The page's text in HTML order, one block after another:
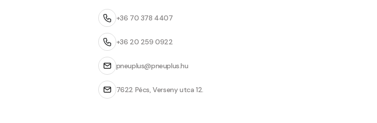
+36 70 378 4407
+36 20 259 0922
pneuplus@pneuplus.hu
7622 Pécs, Verseny utca 12.